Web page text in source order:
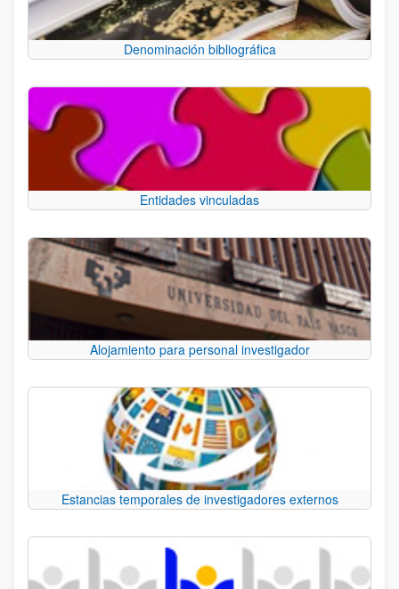
Denominación bibliográfica
Entidades vinculadas
Alojamiento para personal investigador
Estancias temporales de investigadores externos